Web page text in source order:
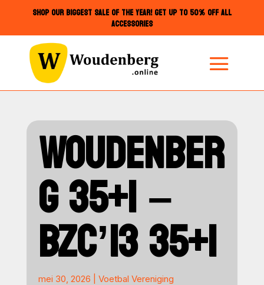
SHOP OUR BIGGEST SALE OF THE YEAR! GET UP TO 50% OFF ALL
ACCESSORIES
WOUDENBER
G 35+1 –
BZC’13 35+1
mei 30, 2026
Voetbal Vereniging